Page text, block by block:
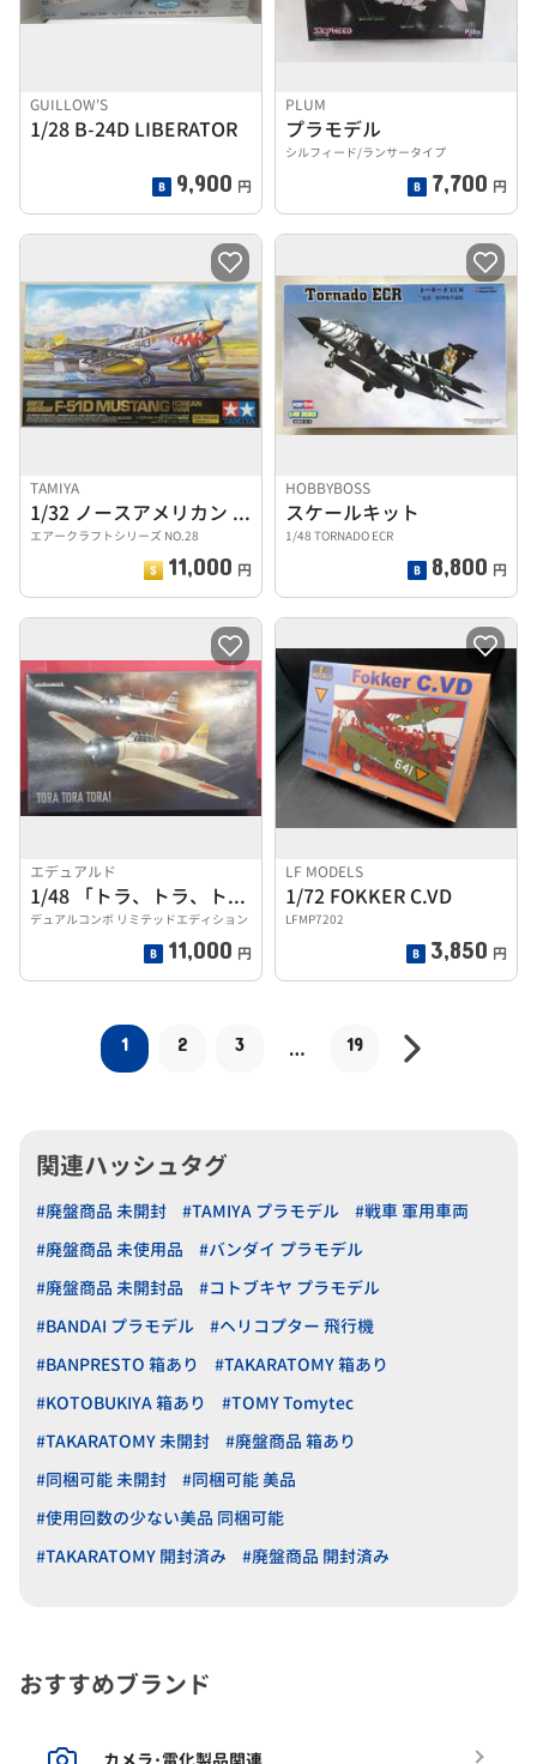
GUILLOW'S
1/28 B-24D LIBERATOR
9,900 円
PLUM
プラモデル
シルフィード/ランサータイプ
7,700 円
TAMIYA
1/32 ノースアメリカン F-51D マスタング 朝鮮戦争
エアークラフトシリーズ NO.28
11,000 円
HOBBYBOSS
スケールキット
1/48 TORNADO ECR
8,800 円
エデュアルド
1/48 「トラ、トラ、トラ!」 零式艦上戦闘機 二一型
デュアルコンボ リミテッドエディション
11,000 円
LF MODELS
1/72 FOKKER C.VD
LFMP7202
3,850 円
1 2 3 … 19
関連ハッシュタグ
#廃盤商品 未開封 #TAMIYA プラモデル
#戦車 軍用車両
#廃盤商品 未使用品
#バンダイ プラモデル
#廃盤商品 未開封品
#コトブキヤ プラモデル
#BANDAI プラモデル
#ヘリコプター 飛行機
#BANPRESTO 箱あり
#TAKARATOMY 箱あり
#KOTOBUKIYA 箱あり
#TOMY Tomytec
#TAKARATOMY 未開封
#廃盤商品 箱あり
#同梱可能 未開封
#同梱可能 美品
#使用回数の少ない美品 同梱可能
#TAKARATOMY 開封済み
#廃盤商品 開封済み
おすすめブランド
カメラ･電化製品関連